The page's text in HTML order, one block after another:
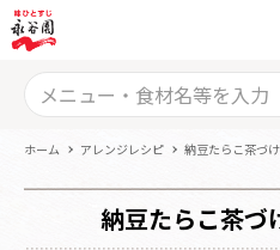
ホーム アレンジレシピ 納豆たらこ茶づ
納豆たらこ茶づ